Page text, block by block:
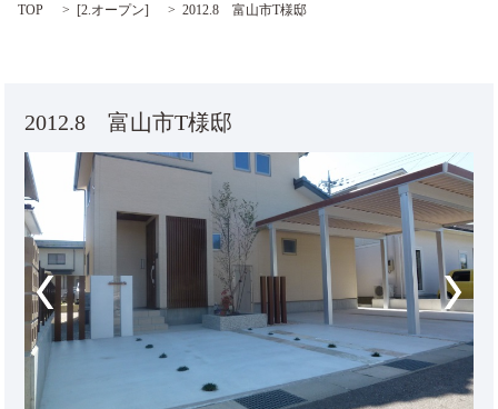
TOP [2.オープン] 2012.8 富山市T様邸
2012.8 富山市T様邸